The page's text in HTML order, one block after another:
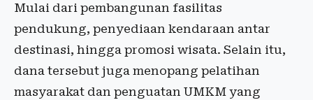
Mulai dari pembangunan fasilitas
pendukung, penyediaan kendaraan antar
destinasi, hingga promosi wisata. Selain itu,
dana tersebut juga menopang pelatihan
masyarakat dan penguatan UMKM yang